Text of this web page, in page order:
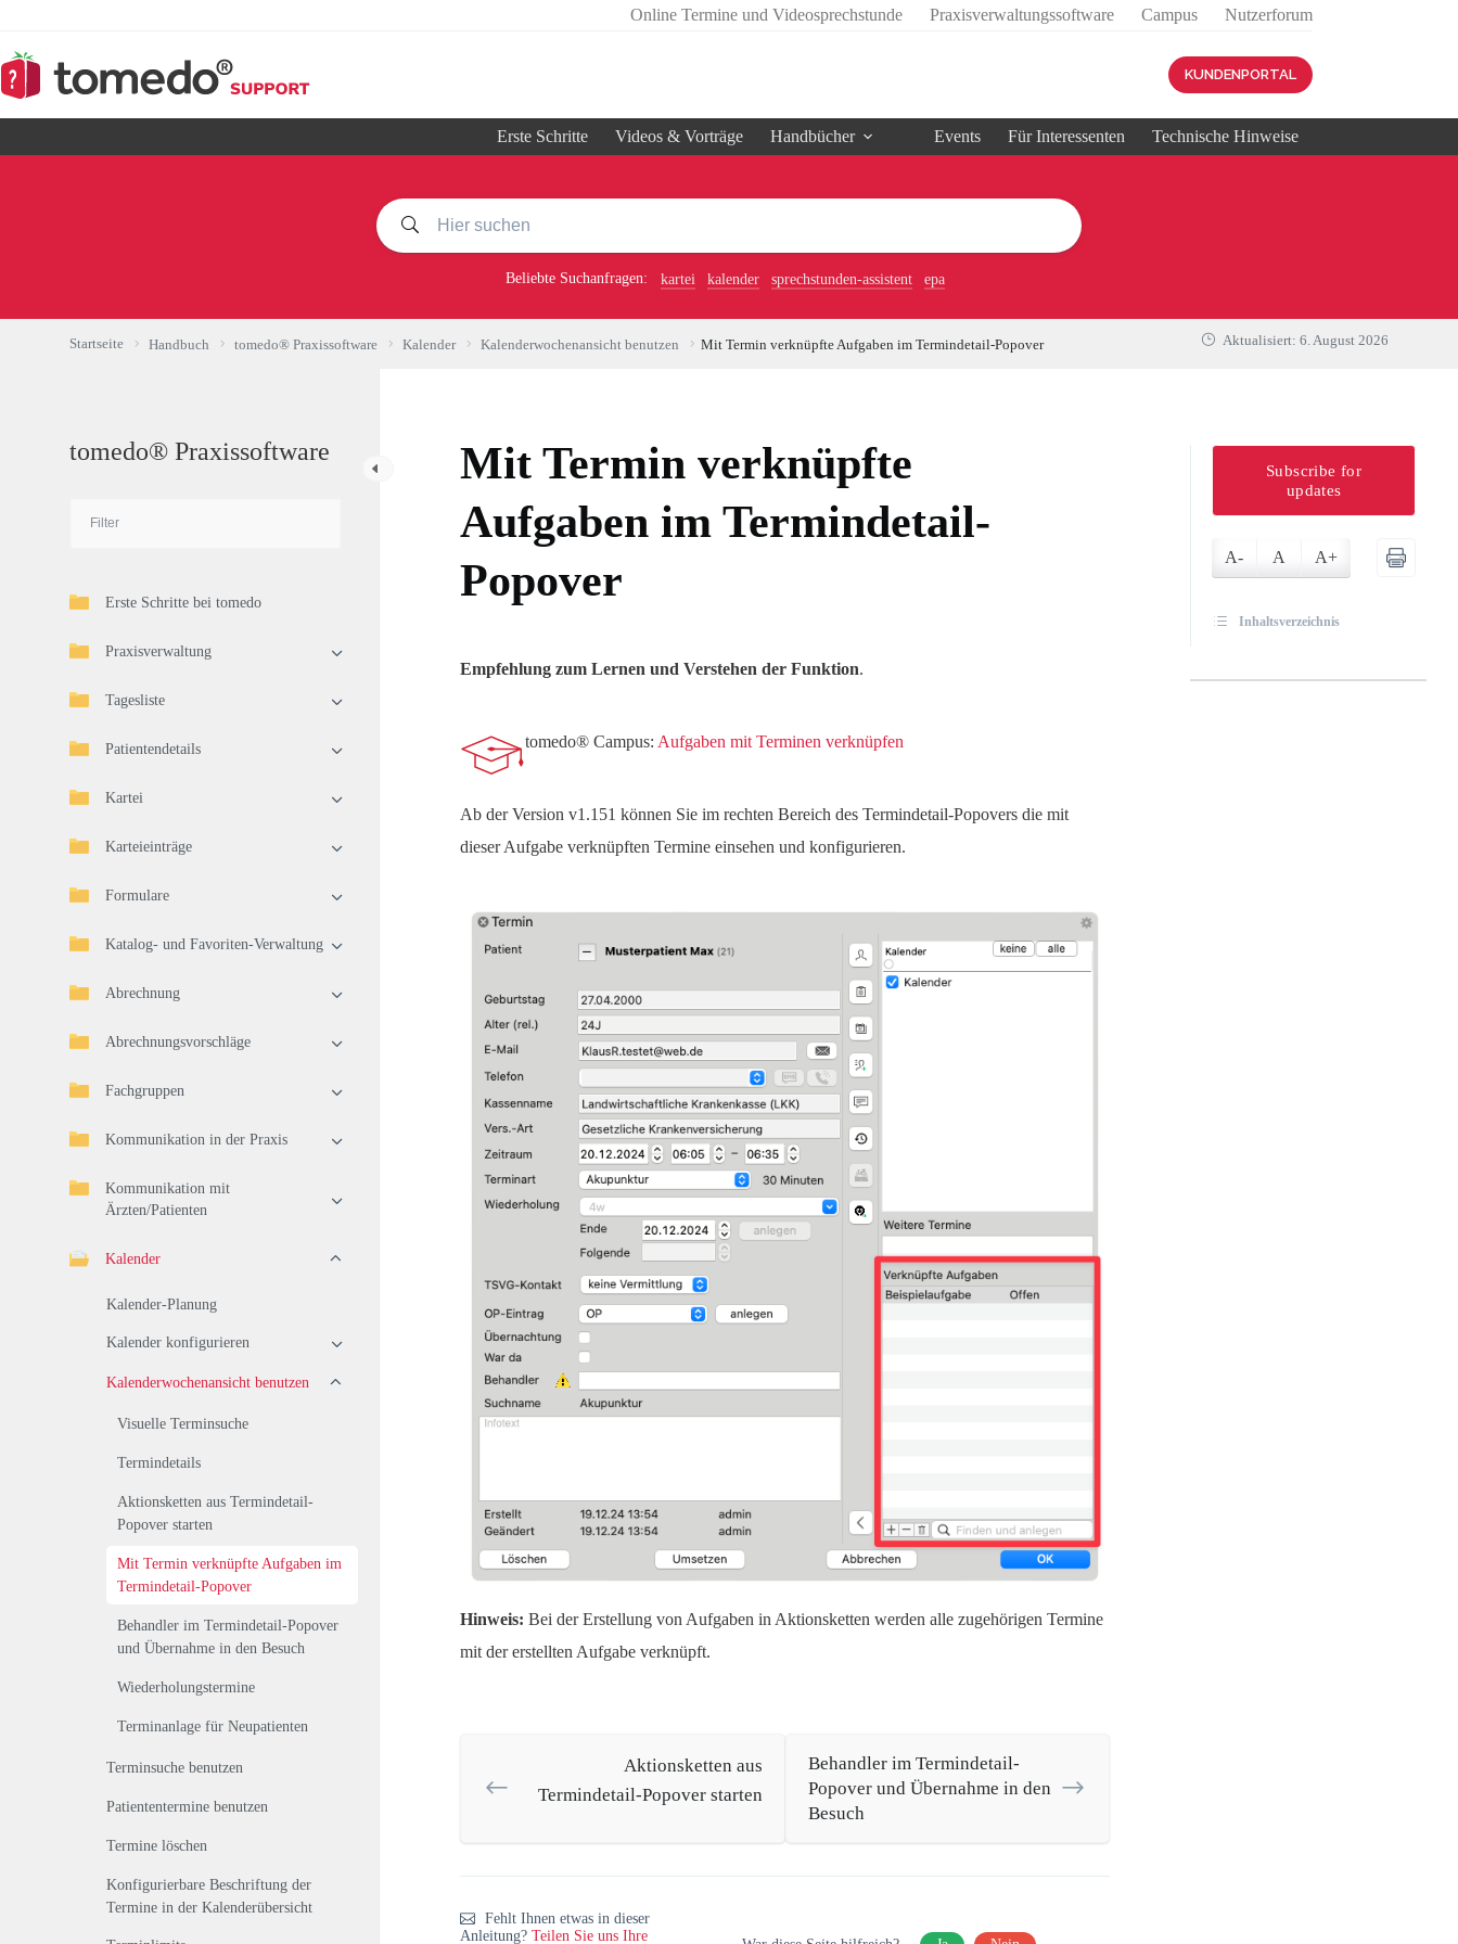
springen
Online Termine und Videosprechstunde Praxisverwaltungssoftware Campus Nutzerforum
KUNDENPORTAL
Erste Schritte Videos & Vorträge Handbücher Events Für Interessenten Technische Hinweise
Beliebte Suchanfragen: kartei kalender sprechstunden-assistent epa
Startseite Handbuch tomedo® Praxissoftware Kalender Kalenderwochenansicht benutzen Mit Termin verknüpfte Aufgaben im Termindetail-Popover Aktualisiert: 6. August 2026
tomedo® Praxissoftware
Erste Schritte bei tomedo
Praxisverwaltung
Tagesliste
Patientendetails
Kartei
Karteieinträge
Formulare
Katalog- und Favoriten-Verwaltung
Abrechnung
Abrechnungsvorschläge
Fachgruppen
Kommunikation in der Praxis
Kommunikation mit
Ärzten/Patienten
Kalender
Kalender-Planung
Kalender konfigurieren
Kalenderwochenansicht benutzen
Visuelle Terminsuche
Termindetails
Aktionsketten aus Termindetail-
Popover starten
Mit Termin verknüpfte Aufgaben im
Termindetail-Popover
Behandler im Termindetail-Popover
und Übernahme in den Besuch
Wiederholungstermine
Terminanlage für Neupatienten
Terminsuche benutzen
Patiententermine benutzen
Termine löschen
Konfigurierbare Beschriftung der
Termine in der Kalenderübersicht
Mit Termin verknüpfte
Aufgaben im Termindetail-
Popover
Empfehlung zum Lernen und Verstehen der Funktion.
tomedo® Campus: Aufgaben mit Terminen verknüpfen
Ab der Version v1.151 können Sie im rechten Bereich des Termindetail-Popovers die mit
dieser Aufgabe verknüpften Termine einsehen und konfigurieren.
Hinweis: Bei der Erstellung von Aufgaben in Aktionsketten werden alle zugehörigen Termine
mit der erstellten Aufgabe verknüpft.
Aktionsketten aus
Termindetail-Popover starten
Behandler im Termindetail-
Popover und Übernahme in den
Besuch
Fehlt Ihnen etwas in dieser
Anleitung? Teilen Sie uns Ihre
Subscribe for
updates
A- A A+
Inhaltsverzeichnis